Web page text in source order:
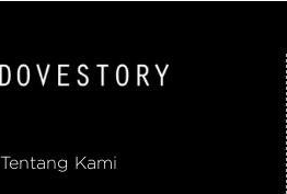
Tentang Kami